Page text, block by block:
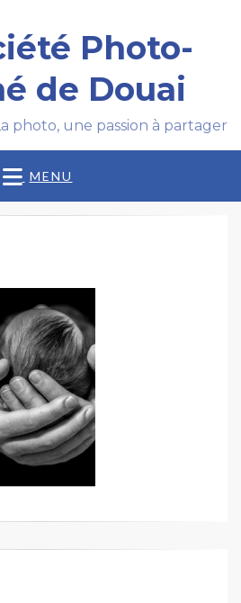
Photo-
de Douai
photo, une passion à partager
MENU